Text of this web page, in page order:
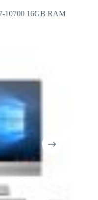
10700 16GB RAM